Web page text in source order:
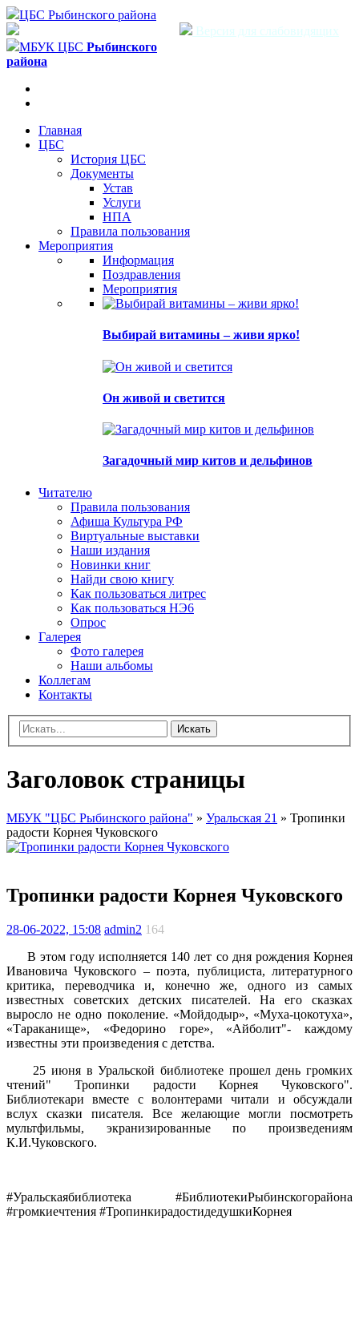
ЦБС Рыбинского района
Версия для слабовидящих
МБУК ЦБС Рыбинского
района
Главная
ЦБС
История ЦБС
Документы
Устав
Услуги
НПА
Правила пользования
Мероприятия
Информация
Поздравления
Мероприятия
Выбирай витамины – живи ярко!
Он живой и светится
Загадочный мир китов и дельфинов
Читателю
Правила пользования
Афиша Культура РФ
Виртуальные выставки
Наши издания
Новинки книг
Найди свою книгу
Как пользоваться литрес
Как пользоваться НЭ6
Опрос
Галерея
Фото галерея
Наши альбомы
Коллегам
Контакты
Искать
Заголовок страницы
МБУК "ЦБС Рыбинского района" » Уральская 21 » Тропинки
радости Корнея Чуковского
Тропинки радости Корнея Чуковского
28-06-2022, 15:08 admin2 164
В этом году исполняется 140 лет со дня рождения Корнея
Ивановича Чуковского – поэта, публициста, литературного
критика, переводчика и, конечно же, одного из самых
известных советских детских писателей. На его сказках
выросло не одно поколение. «Мойдодыр», «Муха-цокотуха»,
«Тараканище», «Федорино горе», «Айболит"- каждому
известны эти произведения с детства.
25 июня в Уральской библиотеке прошел день громких
чтений" Тропинки радости Корнея Чуковского".
Библиотекари вместе с волонтерами читали и обсуждали
вслух сказки писателя. Все желающие могли посмотреть
мультфильмы, экранизированные по произведениям
К.И.Чуковского.
#Уральскаябиблиотека #БиблиотекиРыбинскогорайона
#громкиечтения #ТропинкирадостидедушкиКорнея